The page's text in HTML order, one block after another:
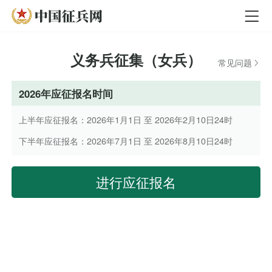
义务兵征集（女兵） 常见问题
2026年应征报名时间
上半年应征报名：2026年1月1日 至 2026年2月10日24时
下半年应征报名：2026年7月1日 至 2026年8月10日24时
进行应征报名